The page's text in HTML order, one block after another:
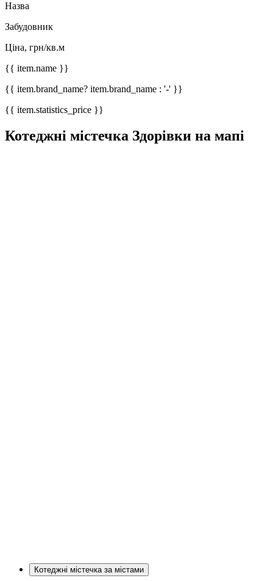
Назва
Забудовник
Ціна, грн/кв.м
{{ item.name }}
{{ item.brand_name? item.brand_name : '-' }}
{{ item.statistics_price }}
Котеджні містечка Здорівки на мапі
Котеджні містечка за містами